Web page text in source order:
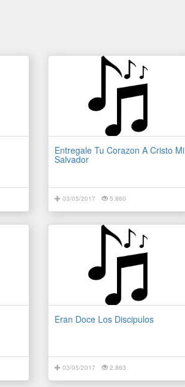
Entregale Tu Corazon A Cristo Mi
Salvador
03/05/2017 5.860
Eran Doce Los Discipulos
03/05/2017 2.863